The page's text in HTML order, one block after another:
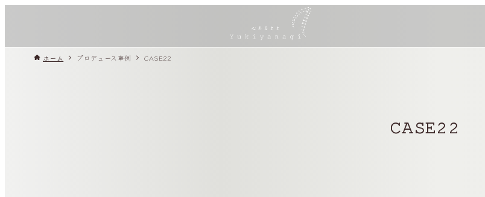
ホーム プロデュース事例 CASE22
CASE22